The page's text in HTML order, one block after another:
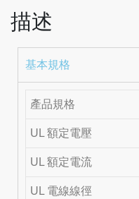
描述
基本規格
產品規格
UL 額定電壓
UL 額定電流
UL 電線線徑